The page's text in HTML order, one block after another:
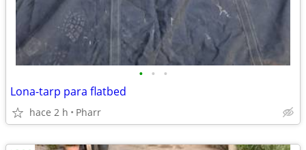
• • •
Lona-tarp para flatbed
hace 2 h Pharr